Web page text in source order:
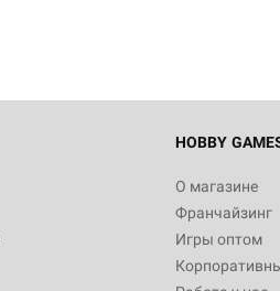
HOBBY
О магазине
Франчайзинг
Игры оптом
Белая
12 990
3 490